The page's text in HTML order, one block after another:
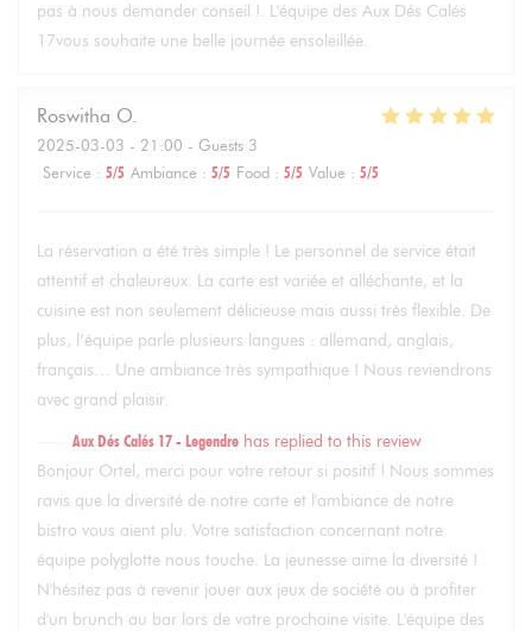
pas à nous demander conseil !. L'équipe des Aux Dés Calés
17vous souhaite une belle journée ensoleillée.
Roswitha O
2025-03-03 - 21:00 - Guests 3
Service : 5/5 Ambiance : 5/5 Food : 5/5 Value : 5/5
La réservation a été très simple ! Le personnel de service était
attentif et chaleureux. La carte est variée et alléchante, et la
cuisine est non seulement délicieuse mais aussi très flexible. De
plus, l’équipe parle plusieurs langues : allemand, anglais,
français… Une ambiance très sympathique ! Nous reviendrons
avec grand plaisir.
Aux Dés Calés 17 - Legendre has replied to this review
Bonjour Ortel, merci pour votre retour si positif ! Nous sommes
ravis que la diversité de notre carte et l'ambiance de notre
bistro vous aient plu. Votre satisfaction concernant notre
équipe polyglotte nous touche. La jeunesse aime la diversité !
N'hésitez pas à revenir jouer aux jeux de société ou à profiter
d'un brunch au bar lors de votre prochaine visite. L'équipe des